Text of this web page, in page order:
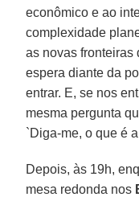
econômico e ao
complexidade
as novas fronteiras
espera diante da
entrar. E, se nos
mesma pergunta
`Diga-me, o que é
Depois, às 19h,
mesa redonda nos